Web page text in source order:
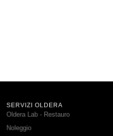
SERVIZI OLDERA
Oldera Lab - Restauro
Noleggio